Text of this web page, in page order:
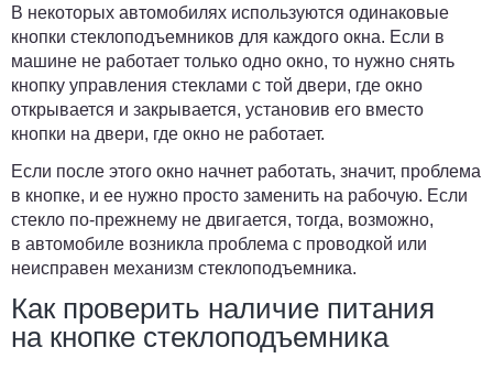
В некоторых автомобилях используются одинаковые
кнопки стеклоподъемников для каждого окна. Если в
машине не работает только одно окно, то нужно снять
кнопку управления стеклами с той двери, где окно
открывается и закрывается, установив его вместо
кнопки на двери, где окно не работает.
Если после этого окно начнет работать, значит, проблема
в кнопке, и ее нужно просто заменить на рабочую. Если
стекло по-прежнему не двигается, тогда, возможно,
в автомобиле возникла проблема с проводкой или
неисправен механизм стеклоподъемника.
Как проверить наличие питания
на кнопке стеклоподъемника